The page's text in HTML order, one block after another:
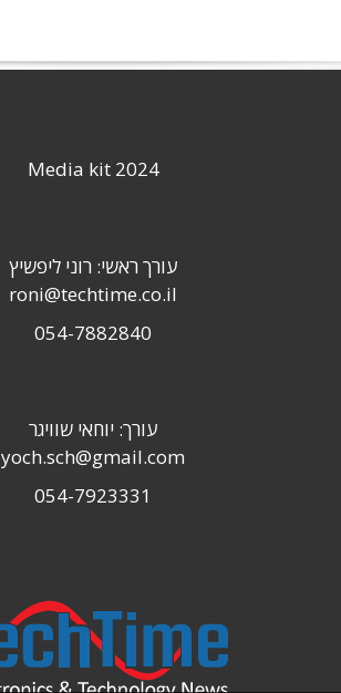
Media kit 2024
עורך ראשי: רוני ליפשיץ
roni@techtime.co.il
054-7882840
עורך: יוחאי שוויגר
yoch.sch@gmail.com
054-7923331